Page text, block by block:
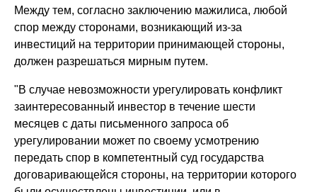
Между тем, согласно заключению мажилиса, любой
спор между сторонами, возникающий из-за
инвестиций на территории принимающей стороны,
должен разрешаться мирным путем.
"В случае невозможности урегулировать конфликт
заинтересованный инвестор в течение шести
месяцев с даты письменного запроса об
урегулировании может по своему усмотрению
передать спор в компетентный суд государства
договаривающейся стороны, на территории которого